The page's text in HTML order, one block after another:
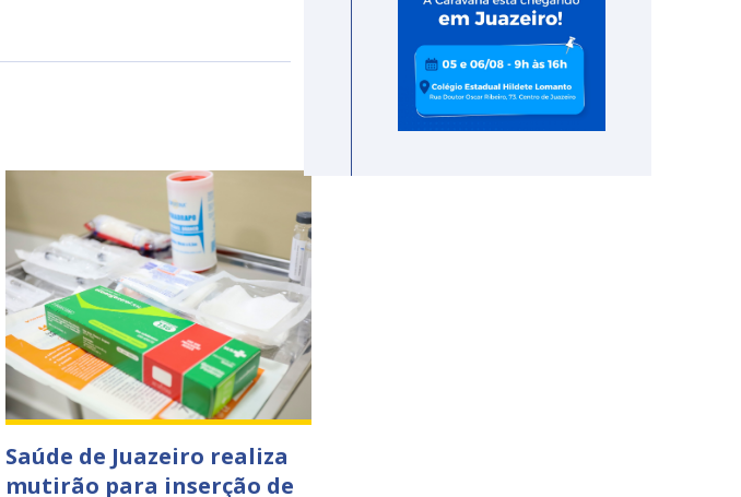
Saúde de Juazeiro realiza
mutirão para inserção de